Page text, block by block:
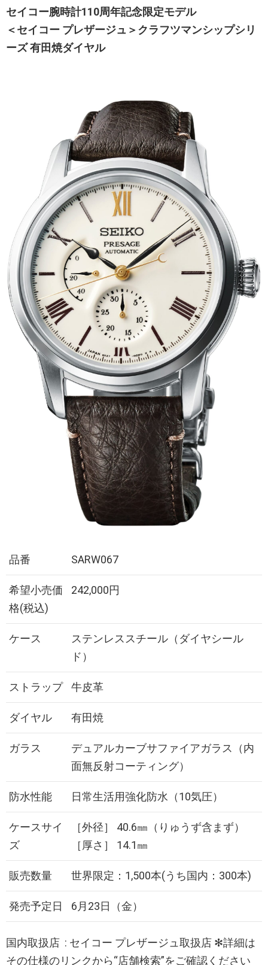
セイコー腕時計110周年記念限定モデル
＜セイコー プレザージュ＞クラフツマンシップシリ
ーズ 有田焼ダイヤル
品番 SARW067
希望小売価
格(税込)
242,000円
ケース
ステンレススチール（ダイヤシール
ド）
ストラップ 牛皮革
ダイヤル 有田焼
ガラス
デュアルカーブサファイアガラス（内
面無反射コーティング）
防水性能 日常生活用強化防水（10気圧）
ケースサイ
ズ
［外径］ 40.6㎜（りゅうず含まず）
［厚さ］ 14.1㎜
販売数量 世界限定：1,500本(うち国内：300本)
発売予定日 6月23日（金）
国内取扱店 : セイコー プレザージュ取扱店 ✻詳細は
その仕様のリンクから“店舗検索”をご確認ください